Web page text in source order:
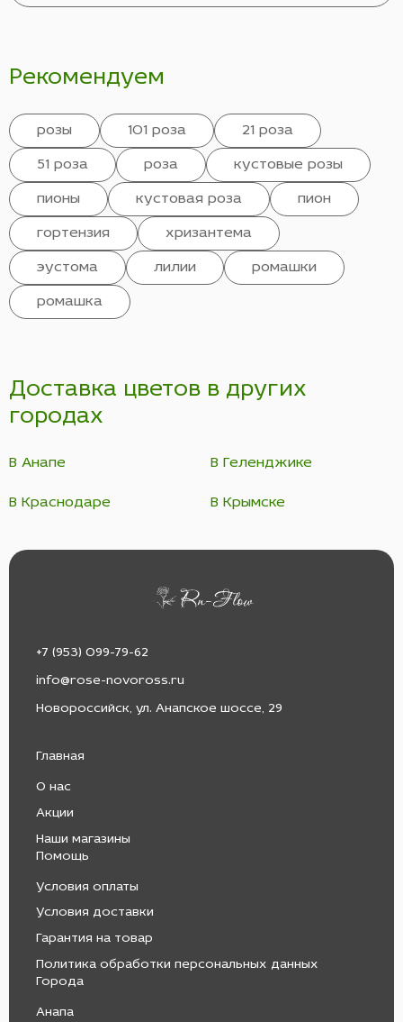
Рекомендуем
розы 101 роза 21 роза
51 роза роза кустовые розы
пионы кустовая роза пион
гортензия хризантема
эустома лилии ромашки
ромашка
Доставка цветов в других
городах
В Анапе В Геленджике
В Краснодаре В Крымске
+7 (953) 099-79-62
info@rose-novoross.ru
Новороссийск, ул. Анапское шоссе, 29
Главная
О нас
Акции
Наши магазины
Помощь
Условия оплаты
Условия доставки
Гарантия на товар
Политика обработки персональных данных
Города
Анапа